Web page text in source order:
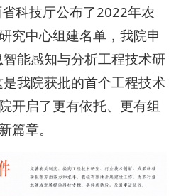
科技厅公布了2022年农
究中心组建名单，我院申
能感知与分析工程技术研
我院获批的首个工程技术
开启了更有依托、更有组
篇章。